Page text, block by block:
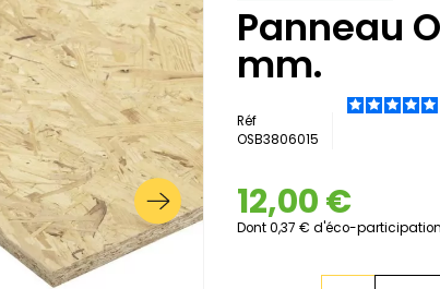
Panneau
mm.
Réf
OSB3806015
12,00 €
Dont 0,37 € d'éco-participation